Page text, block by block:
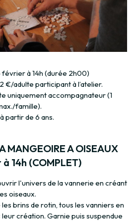
février à 14h (durée 2h00)
€/adulte participant à l’atelier.
uniquement accompagnateur (1
famille).
partir de 6 ans.
MANGEOIRE A OISEAUX
14h (COMPLET)
l'univers de la vannerie en créant
oiseaux.
brins de rotin, tous les vanniers en
création. Garnie puis suspendue